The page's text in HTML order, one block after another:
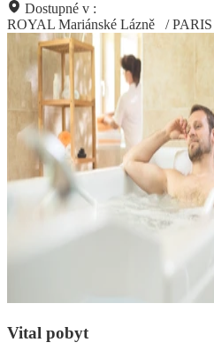
Dostupné v :
ROYAL Mariánské Lázně
/ PARIS
Vital pobyt